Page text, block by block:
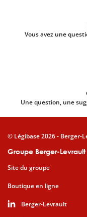
Vous avez une
Une question, une
Groupe Berger-Levrault
Site du groupe
Boutique en ligne
Berger-Levrault
© Légibase 2026 - Berger-